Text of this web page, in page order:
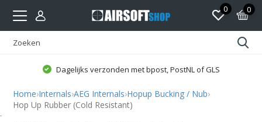
0 0
Dagelijks verzonden met bpost, PostNL of GLS
Home›Internals›AEG Internals›Hopup Bucking / Nub›
Hop Up Rubber (Cold Resistant)